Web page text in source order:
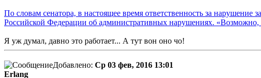
По словам сенатора, в настоящее время ответственность за
Российской Федерации об административных нарушениях. «Возможно,
Я уж думал, давно это работает... А тут вон оно чо!
Добавлено: Ср 03 фев, 2016 13:01
Erlang